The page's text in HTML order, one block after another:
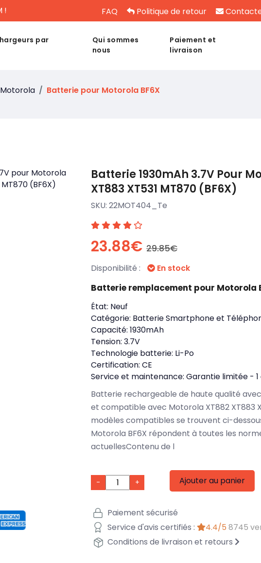
! FAQ Politique de retour
par
Qui sommes
nous
Paiement et
livraison
Motorola Batterie pour Motorola BF6X
Batterie 1930mAh 3.7V Pour
XT883 XT531 MT870 (BF6X)
SKU: 22MOT404_Te
23.88€ 29.85€
Disponibilité : En stock
Batterie remplacement pour Motorola
État: Neuf
Catégorie: Batterie Smartphone et
Capacité: 1930mAh
Tension: 3.7V
Technologie batterie: Li-Po
Certification: CE
Service et maintenance: Garantie limitée - 1
Batterie rechargeable de haute qualité
et compatible avec Motorola XT882 XT883
modèles compatibles se trouvent ci-
Motorola BF6X répondent à toutes les
actuellesContenu de l
- + Ajouter au panier
Paiement sécurisé
Service d'avis certifiés :
4.4/5 8745
Conditions de livraison et retours